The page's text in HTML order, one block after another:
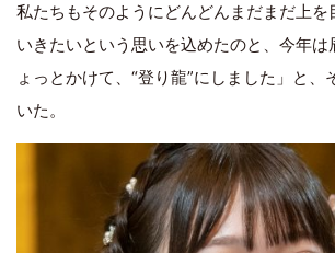
私たちもそのようにどんどんまだまだ上を
いきたいという思いを込めたのと、今年は
ょっとかけて、“登り龍”にしました」と、
いた。